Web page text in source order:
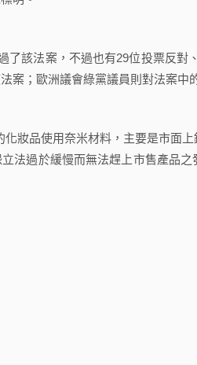
該法案，不過也有29位投票反對
案；歐洲議會綠黨議員則對法案中
品使用奈米材料，主要是市面上
法過於緩慢而無法趕上市售產品